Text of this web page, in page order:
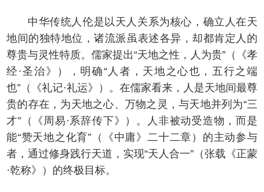
中华传统人伦是以天人关系为核心，确立人在天
地间的独特地位，诸流派虽表述各异，却都肯定人的
尊贵与灵性特质。儒家提出“天地之性，人为贵”（《孝
经·圣治》），明确“人者，天地之心也，五行之端
也”（《礼记·礼运》）。在儒家看来，人是天地间最尊
贵的存在，为天地之心、万物之灵，与天地并列为“三
才”（《周易·系辞传下》）。人非被动受造物，而是
能“赞天地之化育”（《中庸》二十二章）的主动参与
者，通过修身践行天道，实现“天人合一”（张载《正蒙
·乾称》）的终极目标。